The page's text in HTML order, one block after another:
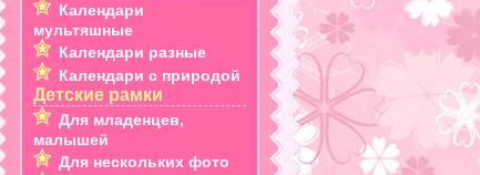
Календари
мультяшные
Календари разные
Календари с природой
Детские рамки
Для младенцев,
малышей
Для нескольких фото